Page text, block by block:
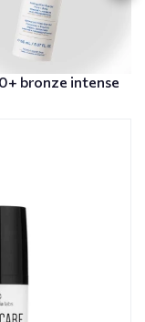
bronze intense